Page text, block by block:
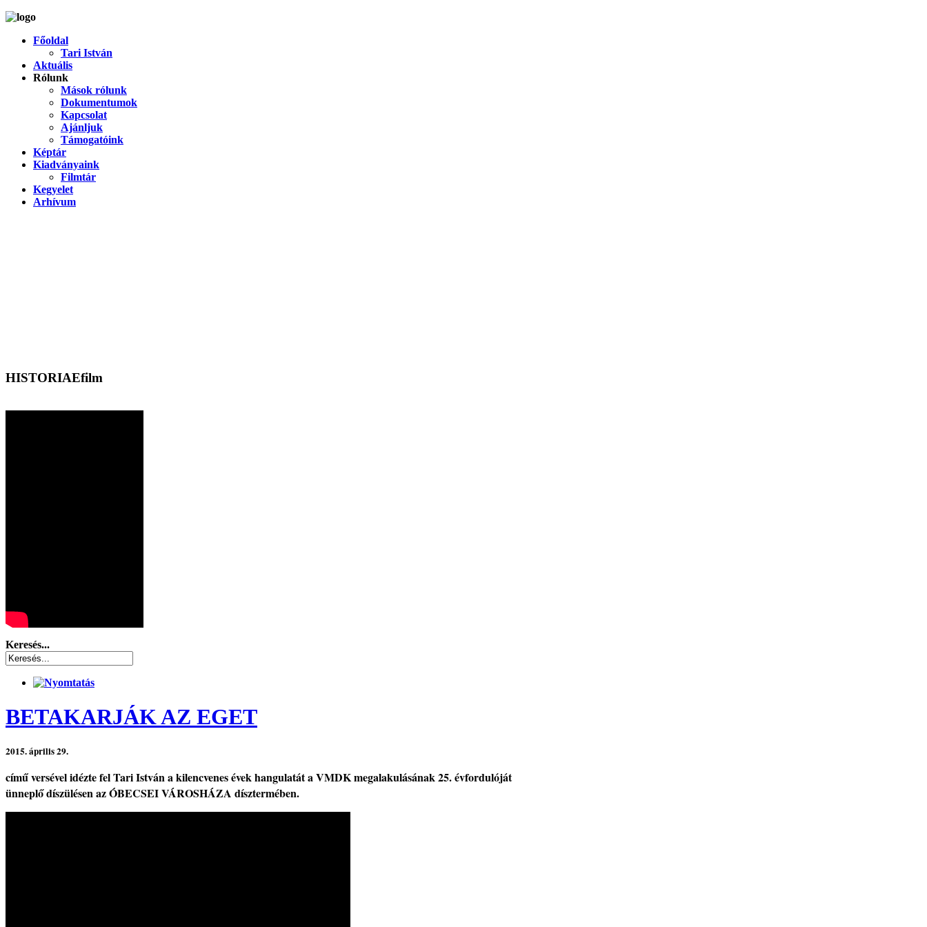
Főoldal
Tari István
Aktuális
Rólunk
Mások rólunk
Dokumentumok
Kapcsolat
Ajánljuk
Támogatóink
Képtár
Kiadványaink
Filmtár
Kegyelet
Arhívum
HISTORIAEfilm
Keresés...
BETAKARJÁK AZ EGET
2015. április 29.
című versével idézte fel Tari István a kilencvenes évek hangulatát a VMDK megalakulásának 25. évfordulóját
ünneplő díszülésen az ÓBECSEI VÁROSHÁZA dísztermében.